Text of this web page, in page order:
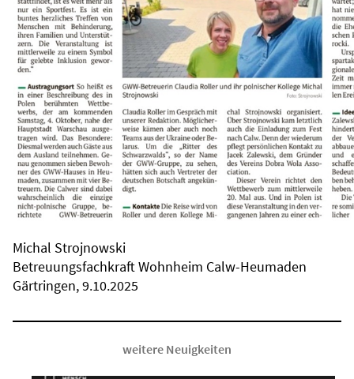
Michal Strojnowski
Betreuungsfachkraft Wohnheim Calw-Heumaden
Gärtringen, 9.10.2025
weitere Neuigkeiten